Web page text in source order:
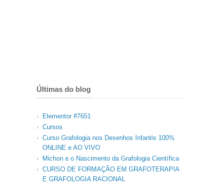
Últimas do blog
Elementor #7651
Cursos
Curso Grafologia nos Desenhos Infantis 100%
ONLINE e AO VIVO
Michon e o Nascimento da Grafologia Científica
CURSO DE FORMAÇÃO EM GRAFOTERAPIA
E GRAFOLOGIA RACIONAL